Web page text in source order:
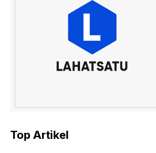
Top Artikel